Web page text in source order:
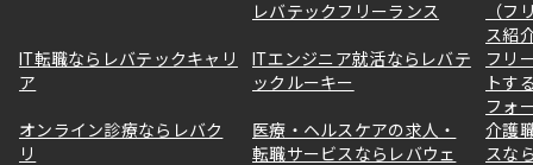
レバテックフリーランス
（フ
ス紹
IT転職ならレバテックキャリ
ア
ITエンジニア就活ならレバテ
ックルーキー
フリ
トす
フォ
オンライン診療ならレバク
リ
医療・ヘルスケアの求人・
転職サービスならレバウェ
介護
スな